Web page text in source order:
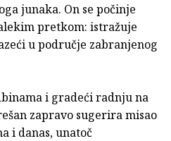
junaka. On se počinje
pretkom: istražuje
u područje zabranjenog
i gradeći radnju na
zapravo sugerira misao
i danas, unatoč